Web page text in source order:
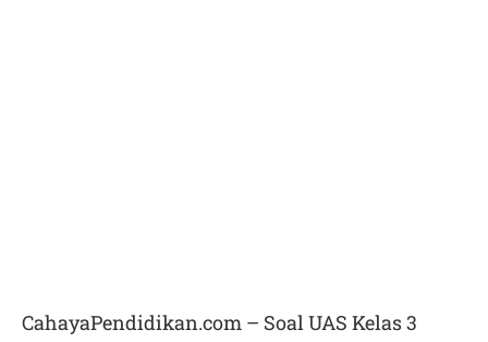
CahayaPendidikan.com – Soal UAS Kelas 3